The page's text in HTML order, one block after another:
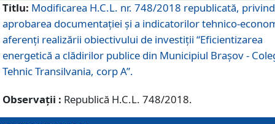
Titlu: Modificarea H.C.L. nr. 748/2018 republicată, privind
aprobarea documentației și a indicatorilor tehnico-
aferenți realizării obiectivului de investiții “Eficientizarea
energetică a clădirilor publice din Municipiul Brașov -
Tehnic Transilvania, corp A”.
Observații : Republică H.C.L. 748/2018.